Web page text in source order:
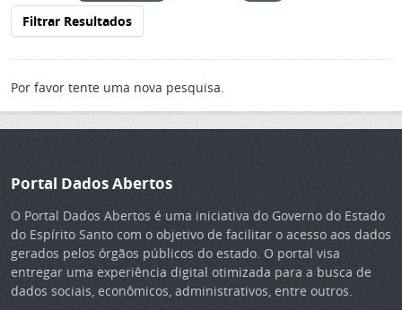
Filtrar Resultados
Por favor tente uma nova pesquisa.
Portal Dados Abertos
O Portal Dados Abertos é uma iniciativa do Governo do Estado
do Espírito Santo com o objetivo de facilitar o acesso aos dados
gerados pelos órgãos públicos do estado. O portal visa
entregar uma experiência digital otimizada para a busca de
dados sociais, econômicos, administrativos, entre outros.